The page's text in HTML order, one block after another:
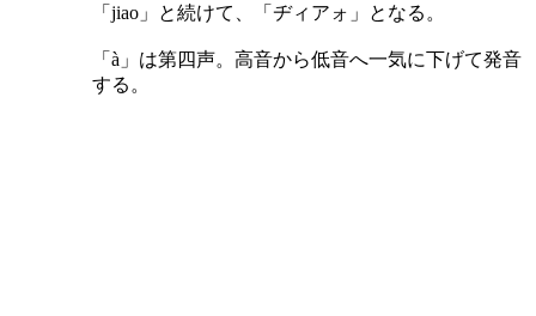
「jiao」と続けて、「ヂィアォ」となる。
「à」は第四声。高音から低音へ一気に下げて発音
する。